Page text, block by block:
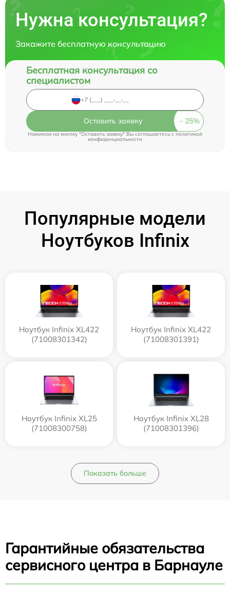
Нужна консультация?
Закажите бесплатную консультацию
Бесплатная консультация со
специалистом
Оставить заявку
Нажимая на кнопку "Оставить заявку" Вы соглашаетесь cполитикой
конфиденциальности
Популярные модели
Ноутбуков Infinix
Ноутбук Infinix XL422
(71008301342)
Ноутбук Infinix XL422
(71008301391)
Ноутбук Infinix XL25
(71008300758)
Ноутбук Infinix XL28
(71008301396)
Показать больше
Гарантийные обязательства
сервисного центра в Барнауле